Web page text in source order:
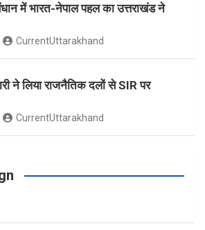
में भारत-नेपाल पहल का उत्तराखंड ने
CurrentUttarakhand
ने लिया राजनैतिक दलों से SIR पर
CurrentUttarakhand